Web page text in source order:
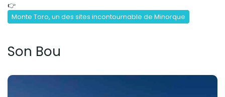
👉
Monte Toro, un des sites incontournable de Minorque
Son Bou